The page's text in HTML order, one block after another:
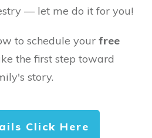
— let me do it for you!
to schedule your free
the first step toward
story.
Click Here